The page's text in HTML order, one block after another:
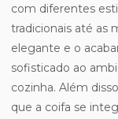
com diferentes
tradicionais até as
elegante e o
sofisticado ao
cozinha. Além
que a coifa se